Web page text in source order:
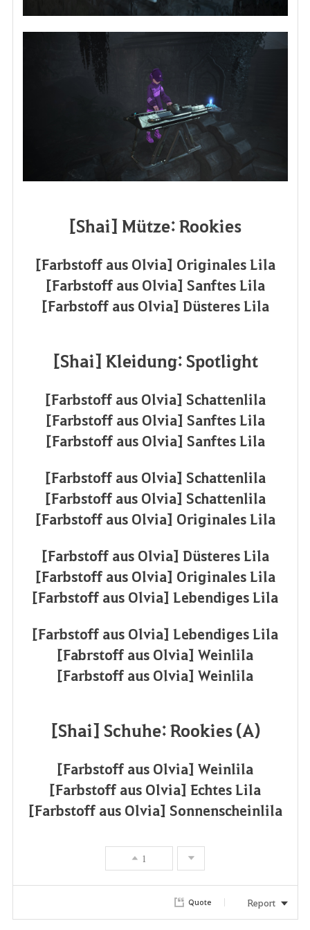
[Shai] Mütze: Rookies
[Farbstoff aus Olvia] Originales Lila
[Farbstoff aus Olvia] Sanftes Lila
[Farbstoff aus Olvia] Düsteres Lila
[Shai] Kleidung: Spotlight
[Farbstoff aus Olvia] Schattenlila
[Farbstoff aus Olvia] Sanftes Lila
[Farbstoff aus Olvia] Sanftes Lila
[Farbstoff aus Olvia] Schattenlila
[Farbstoff aus Olvia] Schattenlila
[Farbstoff aus Olvia] Originales Lila
[Farbstoff aus Olvia] Düsteres Lila
[Farbstoff aus Olvia] Originales Lila
[Farbstoff aus Olvia] Lebendiges Lila
[Farbstoff aus Olvia] Lebendiges Lila
[Fabrstoff aus Olvia] Weinlila
[Farbstoff aus Olvia] Weinlila
[Shai] Schuhe: Rookies (A)
[Farbstoff aus Olvia] Weinlila
[Farbstoff aus Olvia] Echtes Lila
[Farbstoff aus Olvia] Sonnenscheinlila
1
Quote Report